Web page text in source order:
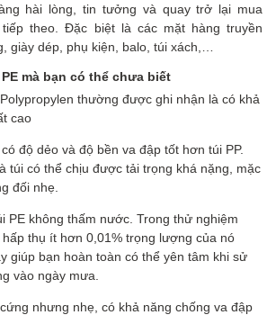
hài lòng, tin tưởng và quay trở lại mua
theo. Đặc biệt là các mặt hàng truyền
giày dép, phụ kiện, balo, túi xách,…
mà bạn có thể chưa biết
thường được ghi nhận là có khả
cao
độ dẻo và độ bền va đập tốt hơn túi PP.
túi có thể chịu được tải trọng khá nặng, mặc
đối nhẹ.
PE không thấm nước. Trong thử nghiệm
thụ ít hơn 0,01% trọng lượng của nó
giúp bạn hoàn toàn có thể yên tâm khi sử
vào ngày mưa.
nhưng nhẹ, có khả năng chống va đập